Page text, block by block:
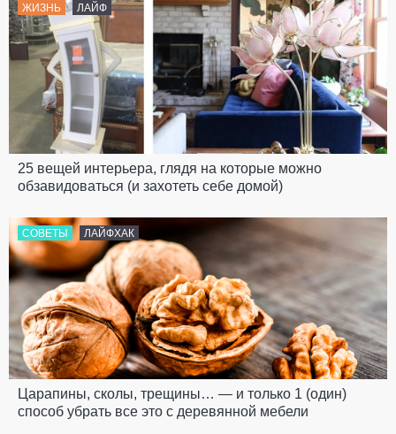
ЖИЗНЬ ЛАЙФ
25 вещей интерьера, глядя на которые можно
обзавидоваться (и захотеть себе домой)
СОВЕТЫ ЛАЙФХАК
Царапины, сколы, трещины… — и только 1 (один)
способ убрать все это с деревянной мебели